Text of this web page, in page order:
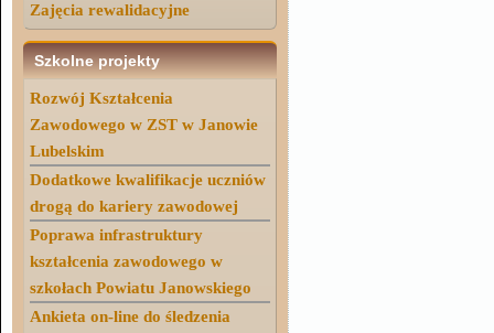
Zajęcia rewalidacyjne
Szkolne projekty
Rozwój Kształcenia
Zawodowego w ZST w Janowie
Lubelskim
Dodatkowe kwalifikacje uczniów
drogą do kariery zawodowej
Poprawa infrastruktury
kształcenia zawodowego w
szkołach Powiatu Janowskiego
Ankieta on-line do śledzenia